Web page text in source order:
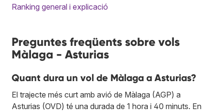
Ranking general i explicació
Preguntes freqüents sobre vols
Màlaga - Asturias
Quant dura un vol de Màlaga a Asturias?
El trajecte més curt amb avió de Màlaga (AGP) a
Asturias (OVD) té una durada de 1 hora i 40 minuts. En